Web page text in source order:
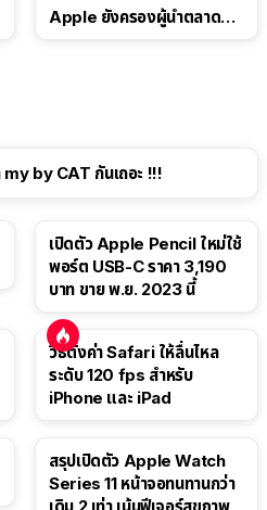
Apple ยังครองผู้นำตลาด
my by CAT กันเถอะ !!!
เปิดตัว Apple Pencil ใหม่ใช้
พอร์ต USB-C ราคา 3,190
บาท ขาย พ.ย. 2023 นี้
วิธีตั้งค่า Safari ให้ลื่นไหล
ระดับ 120 fps สำหรับ
iPhone และ iPad
สรุปเปิดตัว Apple Watch
Series 11 หน้าจอทนทานกว่า